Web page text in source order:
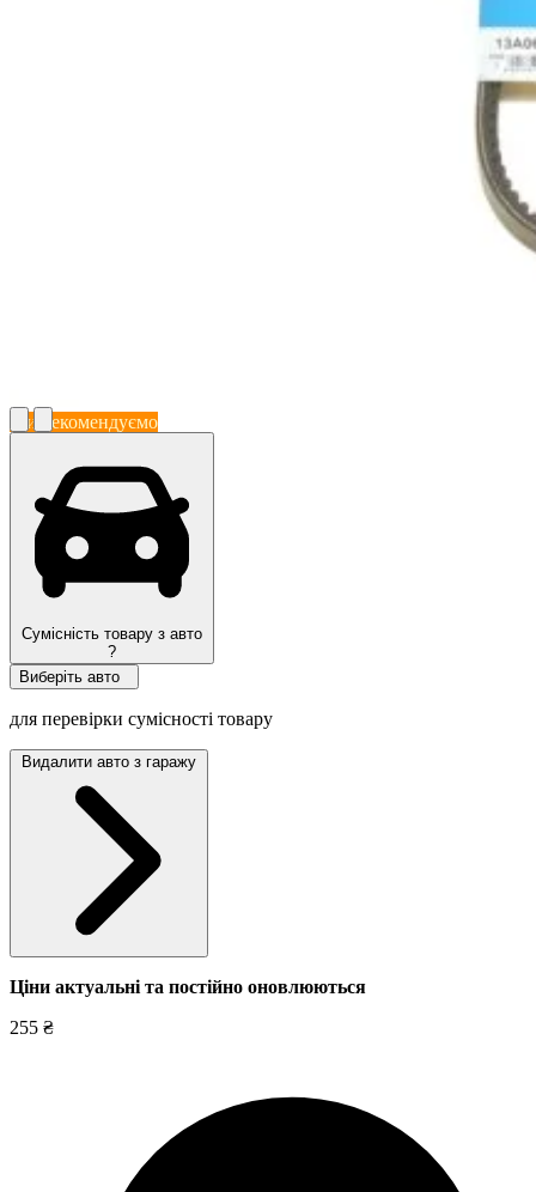
Ми рекомендуємо
Сумісність товару з авто
?
Виберіть авто
для перевірки сумісності товару
Видалити авто з гаражу
Ціни актуальні та постійно оновлюються
255 ₴